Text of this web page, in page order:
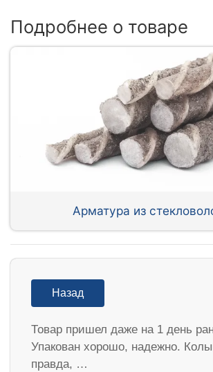
Подробнее о товаре
Арматура из
Назад
Товар пришел даже на 1 день
Упакован хорошо, надежно.
правда, …